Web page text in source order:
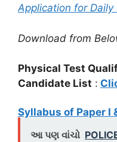
Application for
Download from
Physical Test
Candidate List :
Syllabus of Paper I
આ પણ વાંચો